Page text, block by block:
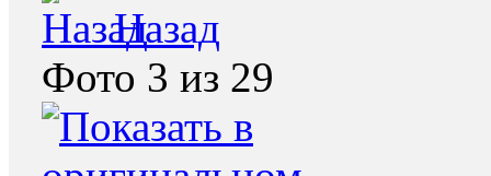
Назад
Фото 3 из 29